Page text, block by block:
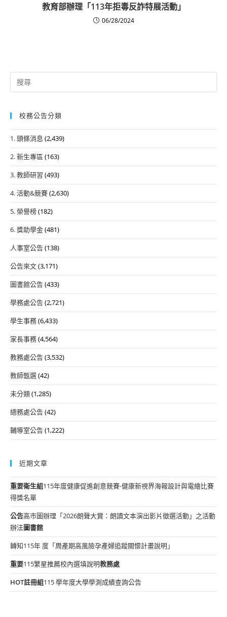
教育部辦理「113年拒毒反詐特展活動」
06/28/2024
Search
for:
校務公告分類
1. 頭條消息 (2,439)
2. 新生專區 (163)
3. 教師研習 (493)
4. 活動&競賽(2,630)
5. 榮譽榜(182)
6. 獎助學金(481)
人事室公告(138)
公告來文(3,171)
圖書館公告(433)
學務處公告(2,721)
學生事務(6,433)
家長事務(4,564)
教務處公告(3,532)
教師甄選(42)
未分類(1,285)
總務處公告(42)
輔導室公告(1,222)
近期文章
重要衛生組115年度健康促進創意競賽-健康新視界海報設計與電繪比賽
得獎名單
公告高市圖辦理「2026朗聲大賞：朗讀文本演出影片徵選活動」之活動
辦法圖書館
轉知115年 度「周產期高風險孕產婦追蹤關懷計畫說明」
重要115繁星推薦校內選填說明教務處
HOT註冊組115 學年度大學學測成績查詢公告